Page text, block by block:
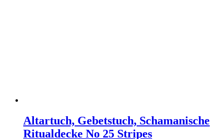
Altartuch, Gebetstuch, Schamanische
Ritualdecke No 25 Stripes